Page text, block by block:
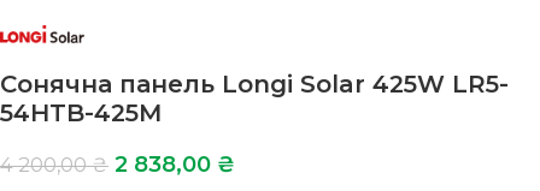
Сонячна панель Longi Solar 425W LR5-
54HTB-425M
4 200,00₴ 2 838,00 ₴